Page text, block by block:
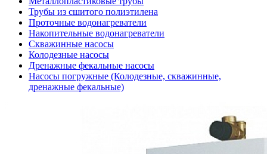
Трубы из сшитого полиэтилена
Проточные водонагреватели
Накопительные водонагреватели
Скважинные насосы
Колодезные насосы
Дренажные фекальные насосы
Насосы погружные (Колодезные, скважинные,
дренажные фекальные)